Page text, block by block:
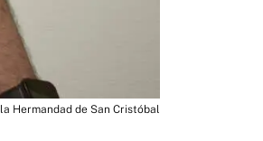
Hermandad de San Cristóbal